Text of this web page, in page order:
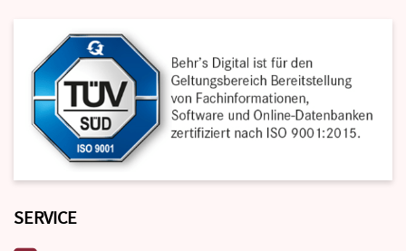
SERVICE